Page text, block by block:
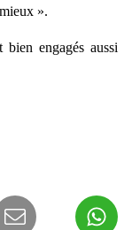
».
engagés aussi